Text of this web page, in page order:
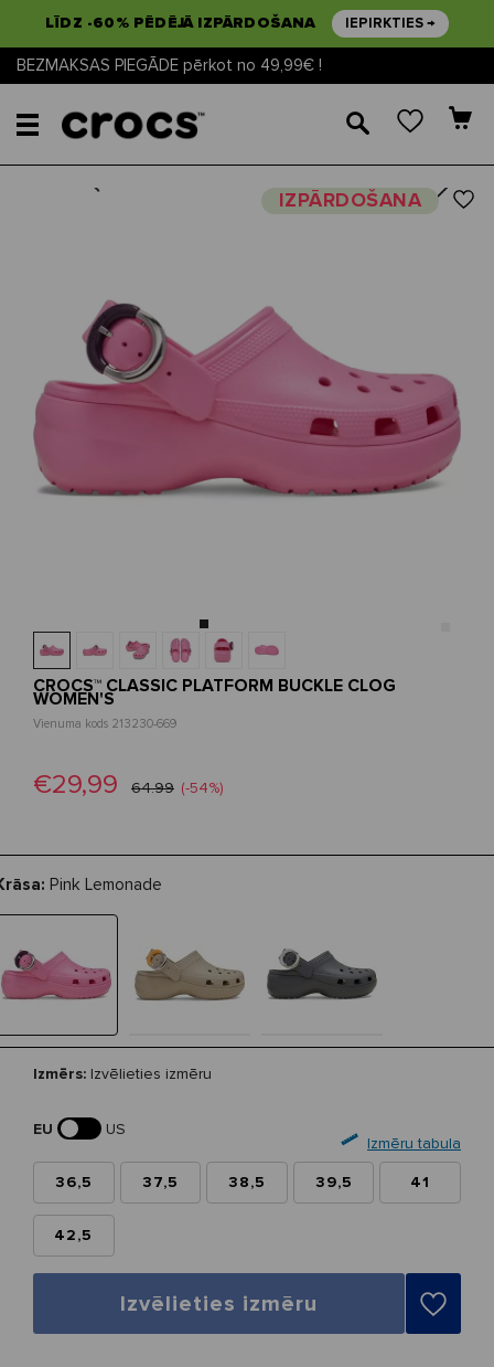
LĪDZ -60% PĒDĒJĀ IZPĀRDOŠANA IEPIRKTIES →
BEZMAKSAS PIEGĀDE pērkot no 49,99€ !
🔎
IZPĀRDOŠANANext
CROCS™ CLASSIC PLATFORM BUCKLE CLOG
WOMEN'S
Vienuma kods 213230-669
€29,99 64.99 (-54%)
Pink Lemonade
Izmērs: Izvēlieties izmēru
EU
US
Izmēru tabula
36,5 37,5 38,5 39,5 41
42,5
Izvēlieties izmēru